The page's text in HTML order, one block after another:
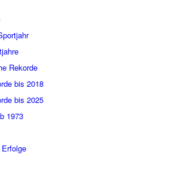
Rekorde
bis 2018
bis 2025
1973